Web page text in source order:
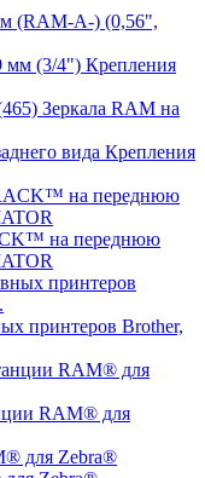
(RAM-A-) (0,56",
Крепления
Зеркала RAM на
Крепления
на переднюю
принтеров Brother,
RAM® для